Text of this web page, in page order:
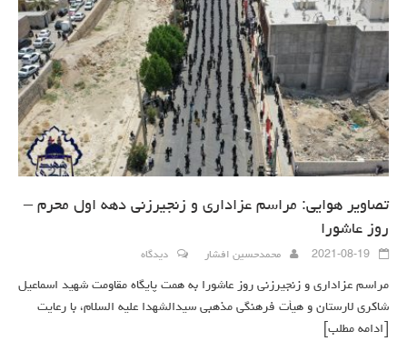
تصاویر هوایی: مراسم عزاداری و زنجیرزنی دهه اول محرم –
روز عاشورا
2021-08-19 محمدحسین افشار دیدگاه
مراسم عزاداری و زنجیرزنی روز عاشورا به همت پایگاه مقاومت شهید اسماعیل
شاکری لارستان و هیأت فرهنگی مذهبی سیدالشهدا علیه السلام، با رعایت
[ادامه مطلب]